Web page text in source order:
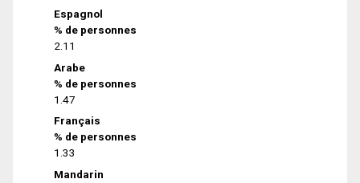
Espagnol
% de personnes
2.11
Arabe
% de personnes
1.47
Français
% de personnes
1.33
Mandarin